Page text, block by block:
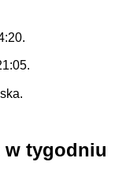
w tygodniu